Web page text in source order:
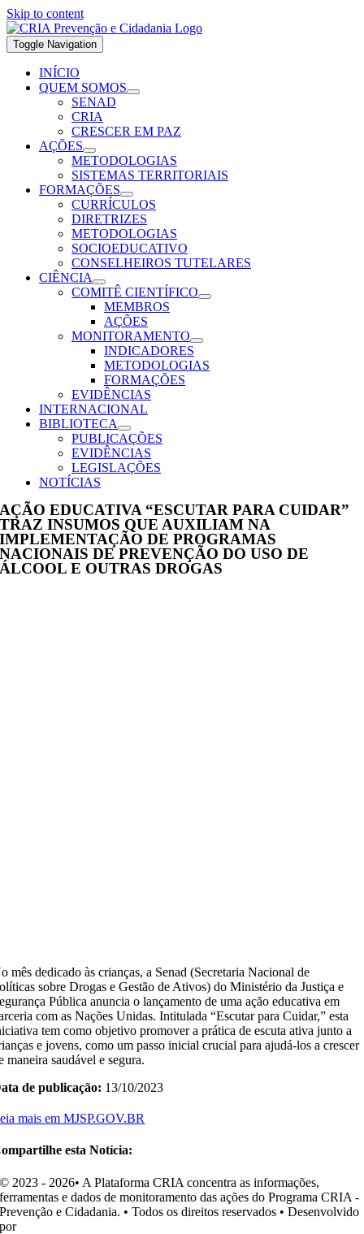
Skip to content
Toggle Navigation
INÍCIO
QUEM SOMOS
SENAD
CRIA
CRESCER EM PAZ
AÇÕES
METODOLOGIAS
SISTEMAS TERRITORIAIS
FORMAÇÕES
CURRÍCULOS
DIRETRIZES
METODOLOGIAS
SOCIOEDUCATIVO
CONSELHEIROS TUTELARES
CIÊNCIA
COMITÊ CIENTÍFICO
MEMBROS
AÇÕES
MONITORAMENTO
INDICADORES
METODOLOGIAS
FORMAÇÕES
EVIDÊNCIAS
INTERNACIONAL
BIBLIOTECA
PUBLICAÇÕES
EVIDÊNCIAS
LEGISLAÇÕES
NOTÍCIAS
AÇÃO EDUCATIVA “ESCUTAR PARA CUIDAR”
TRAZ INSUMOS QUE AUXILIAM NA
IMPLEMENTAÇÃO DE PROGRAMAS
NACIONAIS DE PREVENÇÃO DO USO DE
ÁLCOOL E OUTRAS DROGAS
mês dedicado às crianças, a Senad (Secretaria Nacional de
sobre Drogas e Gestão de Ativos) do Ministério da Justiça e
Pública anuncia o lançamento de uma ação educativa em
com as Nações Unidas. Intitulada “Escutar para Cuidar,” esta
tem como objetivo promover a prática de escuta ativa junto a
e jovens, como um passo inicial crucial para ajudá-los a crescer
maneira saudável e segura.
de publicação: 13/10/2023
mais em MJSP.GOV.BR
esta Notícia:
© 2023 - 2026• A Plataforma CRIA concentra as informações,
ferramentas e dados de monitoramento das ações do Programa CRIA -
Prevenção e Cidadania. • Todos os direitos reservados • Desenvolvido
por